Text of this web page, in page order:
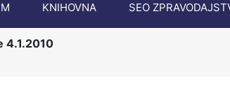
KNIHOVNA SEO
4.1.2010